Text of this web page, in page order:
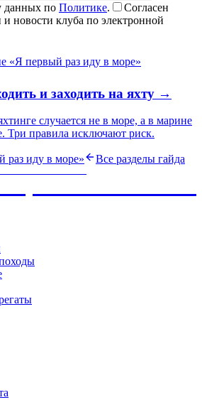
данных по Политике.
Согласен
и новости клуба по электронной
«Я первый раз иду в море»
и заходить на яхту →
случается не в море, а в марине
Три правила исключают риск.
раз иду в море» Все разделы гайда